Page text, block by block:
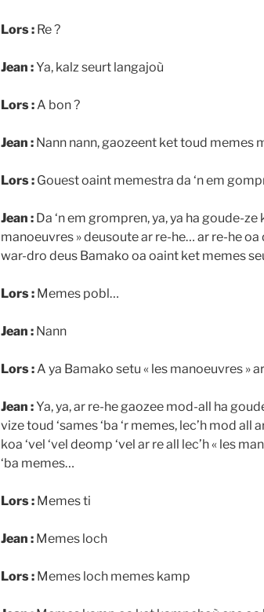
Lors : Re ?
Jean :Ya, kalz seurt langajoù
Lors : A bon ?
Jean : Nann nann, gaozeent ket toud memes
Lors : Gouest oaint memestra da ‘n em
Jean : Da ‘n em grompren, ya, ya ha goude-ze
manoeuvres » deusoute ar re-he… ar re-he oa
war-dro deus Bamako oa oaint ket memes
Lors : Memes pobl…
Jean : Nann
Lors : A ya Bamako setu « les manoeuvres »
Jean :Ya, ya, ar re-he gaozee mod-all ha
vize toud ‘sames ‘ba ‘r memes, lec’h mod all
koa ‘vel ‘vel deomp ‘vel ar re all lec’h « les
‘ba memes…
Lors : Memes ti
Jean : Memes loch
Lors : Memes loch memes kamp